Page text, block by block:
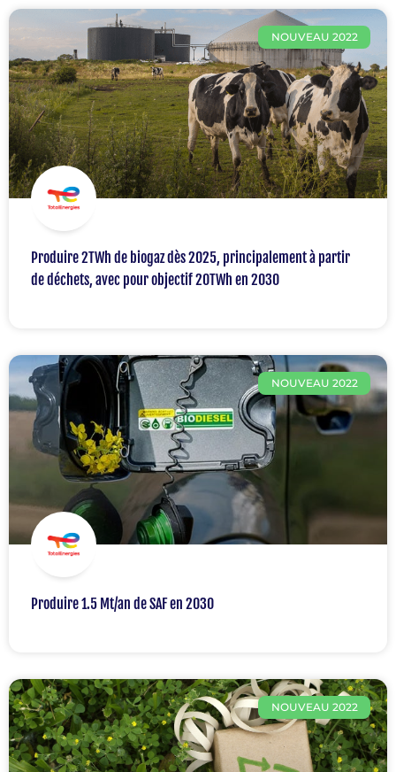
NOUVEAU 2022
Produire 2TWh de biogaz dès 2025, principalement à partir
de déchets, avec pour objectif 20TWh en 2030
NOUVEAU 2022
Produire 1.5 Mt/an de SAF en 2030
NOUVEAU 2022